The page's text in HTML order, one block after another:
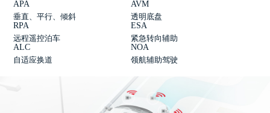
APA
垂直、平行、倾斜
AVM
透明底盘
RPA
远程遥控泊车
ESA
紧急转向辅助
ALC
自适应换道
NOA
领航辅助驾驶